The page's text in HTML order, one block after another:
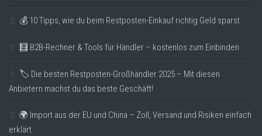
💰 10 Tipps, wie du beim Restposten-Einkauf richtig Geld sparst
🧮 B2B-Rechner & Tools für Händler – kostenlos zum Einbinden
🏷️ Die besten Restposten-Großhändler 2025 – Mit diesen
Anbietern machst du das beste Geschäft!
🌍 Import aus der EU und China – Zoll, Versand und Risiken einfach
erklärt